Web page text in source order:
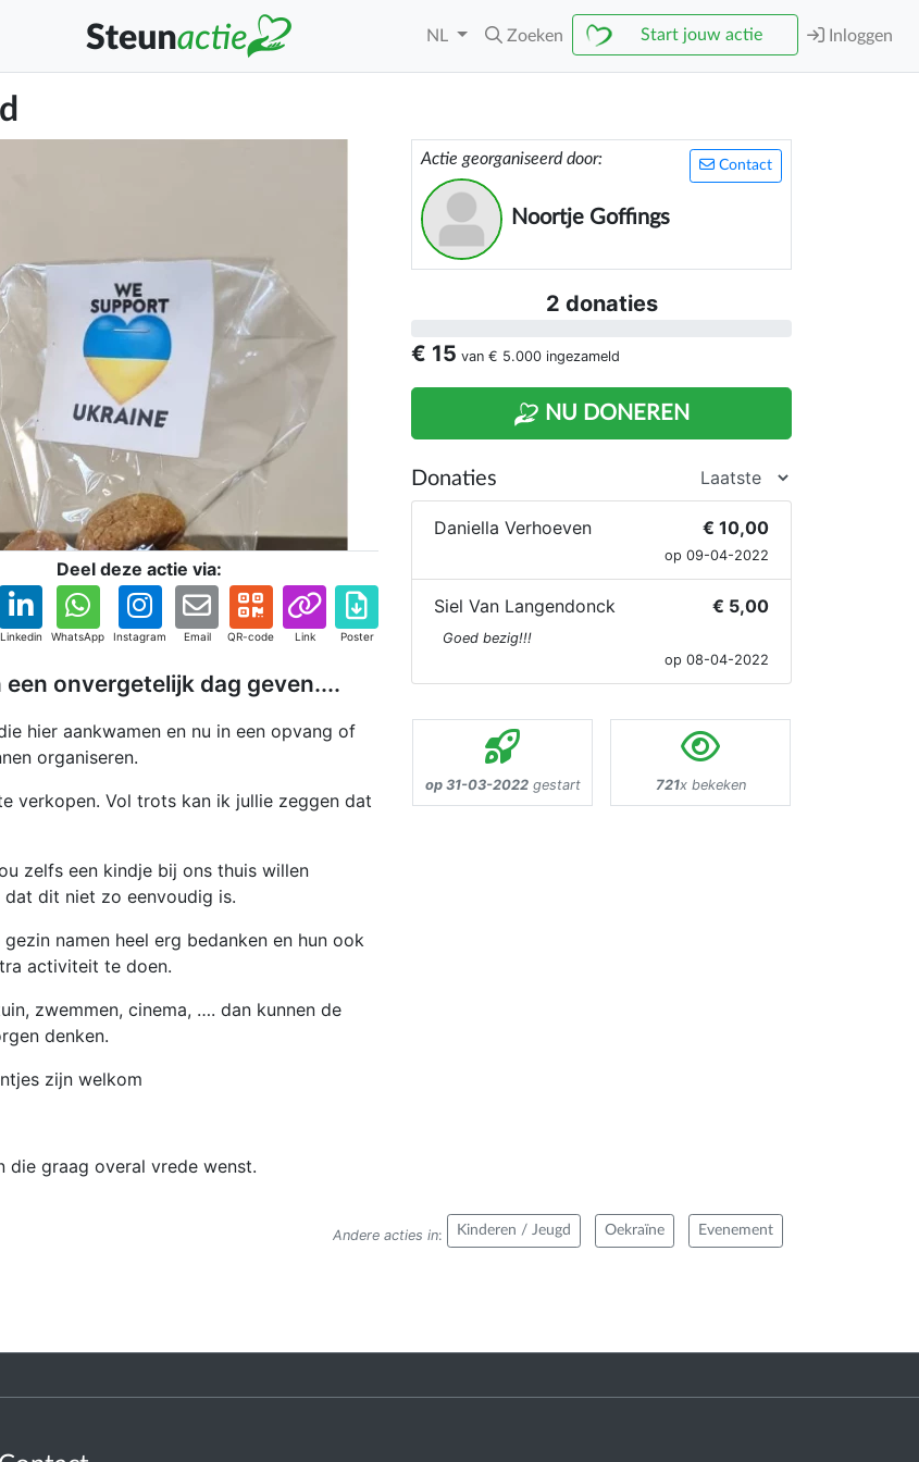
NL Zoeken Start jouw actie Inloggen
Deel deze actie via:
Linkedin WhatsApp Instagram Email QR-code Link Poster
onvergetelijk dag geven....
hier aankwamen en nu in een opvang of
organiseren.
verkopen. Vol trots kan ik jullie zeggen dat
zelfs een kindje bij ons thuis willen
dit niet zo eenvoudig is.
namen heel erg bedanken en hun ook
activiteit te doen.
zwemmen, cinema, …. dan kunnen de
denken.
zijn welkom
die graag overal vrede wenst.
Contact
Actie georganiseerd door:
Noortje Goffings
2 donaties
€ 15 van € 5.000 ingezameld
NU DONEREN
Donaties
Daniella Verhoeven € 10,00
op 09-04-2022
Siel Van Langendonck € 5,00
Goed bezig!!!
op 08-04-2022
op 31-03-2022gestart 721x bekeken
Andere acties in: Kinderen / Jeugd Oekraïne Evenement